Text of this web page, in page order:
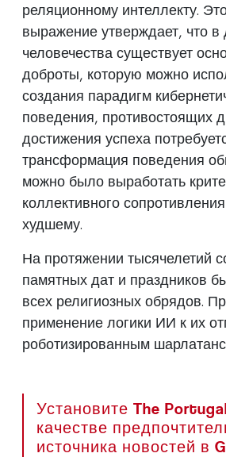
реляционному интеллекту.
выражение утверждает, что в
человечества существует
доброты, которую можно
создания парадигм
поведения, противостоящих
достижения успеха
трансформация поведения
можно было выработать
коллективного
худшему.
На протяжении тысячелетий
памятных дат и праздников
всех религиозных обрядов.
применение логики ИИ к их
роботизированным
Установите The
качестве
источника новостей в